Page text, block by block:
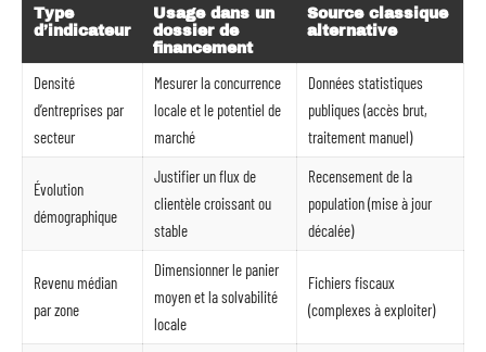
Type
d’indicateur
Usage dans un
dossier de
financement
Source classique
alternative
Densité
d’entreprises par
secteur
Mesurer la concurrence
locale et le potentiel de
marché
Données statistiques
publiques (accès brut,
traitement manuel)
Évolution
démographique
Justifier un flux de
clientèle croissant ou
stable
Recensement de la
population (mise à jour
décalée)
Revenu médian
par zone
Dimensionner le panier
moyen et la solvabilité
locale
Fichiers fiscaux
(complexes à exploiter)